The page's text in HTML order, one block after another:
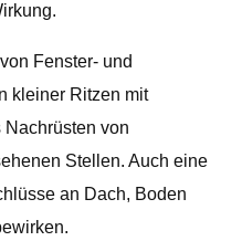
Fenster- und
kleiner Ritzen mit
von
Stellen. Auch eine
an Dach, Boden